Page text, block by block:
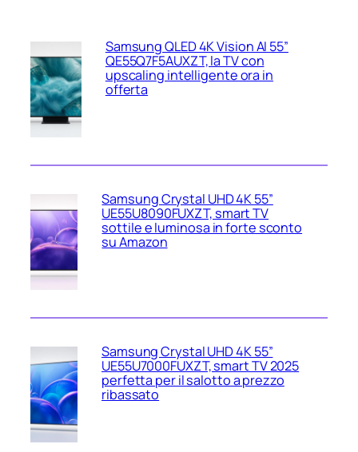
Samsung QLED 4K Vision AI 55”
QE55Q7F5AUXZT, la TV con
upscaling intelligente ora in
offerta
Samsung Crystal UHD 4K 55”
UE55U8090FUXZT, smart TV
sottile e luminosa in forte sconto
su Amazon
Samsung Crystal UHD 4K 55”
UE55U7000FUXZT, smart TV 2025
perfetta per il salotto a prezzo
ribassato